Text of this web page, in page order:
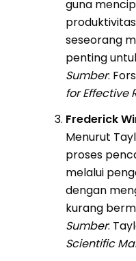
guna
seseorang
penting
Sumber:
for Effective
Frederick
Menurut
proses
melalui
dengan
kurang
Sumber:
Scientific